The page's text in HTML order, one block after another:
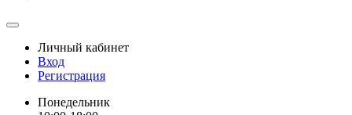
Личный кабинет
Вход
Регистрация
Понедельник